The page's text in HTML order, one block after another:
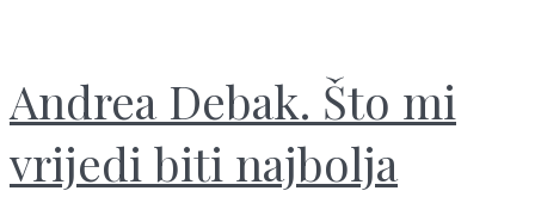
Andrea Debak. Što mi
vrijedi biti najbolja